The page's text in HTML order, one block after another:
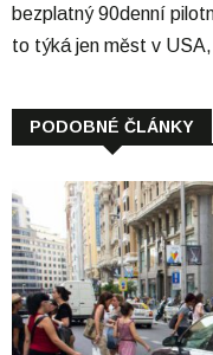
bezplatný 90denní
to týká jen měst v
PODOBNÉ ČLÁNKY